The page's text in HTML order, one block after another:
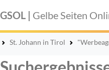
GSOL | Gelbe Seiten
St. Johann in Tirol